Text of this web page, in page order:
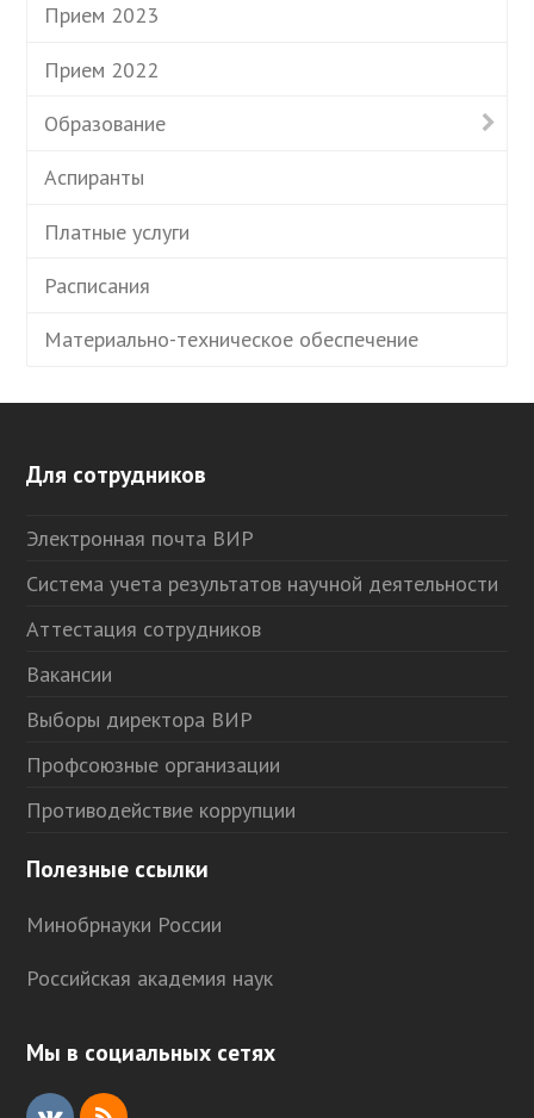
Прием 2023
Прием 2022
Образование
Аспиранты
Платные услуги
Расписания
Материально-техническое обеспечение
Для сотрудников
Электронная почта ВИР
Система учета результатов научной деятельности
Аттестация сотрудников
Вакансии
Выборы директора ВИР
Профсоюзные организации
Противодействие коррупции
Полезные ссылки
Минобрнауки России
Российская академия наук
Мы в социальных сетях